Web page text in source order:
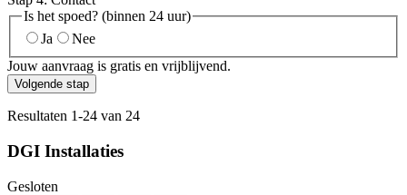
Is het spoed? (binnen 24 uur)
Ja
Nee
Jouw aanvraag is gratis en vrijblijvend.
Volgende stap
Resultaten 1-24 van 24
DGI Installaties
Gesloten